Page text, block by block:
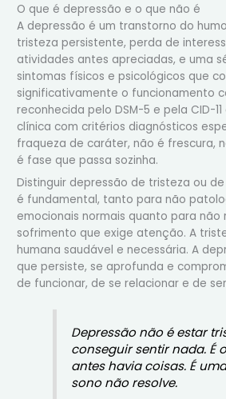
O que é depressão e o que não é
A depressão é um transtorno do
tristeza persistente, perda de
atividades antes apreciadas, e uma
sintomas físicos e psicológicos que
significativamente o funcionamento
reconhecida pelo DSM-5 e pela CID-
clínica com critérios diagnósticos
fraqueza de caráter, não é frescura,
é fase que passa sozinha.
Distinguir depressão de tristeza ou
é fundamental, tanto para não
emocionais normais quanto para não
sofrimento que exige atenção. A
humana saudável e necessária. A
que persiste, se aprofunda e
de funcionar, de se relacionar e de
Depressão não é estar
conseguir sentir nada. É
antes havia coisas. É
sono não resolve.